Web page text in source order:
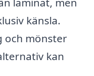
känsla.
och mönster
kan